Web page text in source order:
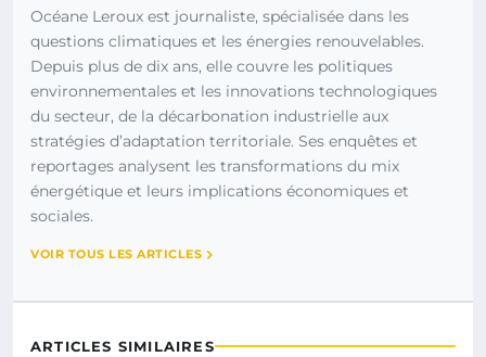
Océane Leroux est journaliste, spécialisée dans les
questions climatiques et les énergies renouvelables.
Depuis plus de dix ans, elle couvre les politiques
environnementales et les innovations technologiques
du secteur, de la décarbonation industrielle aux
stratégies d’adaptation territoriale. Ses enquêtes et
reportages analysent les transformations du mix
énergétique et leurs implications économiques et
sociales.
VOIR TOUS LES ARTICLES
ARTICLES SIMILAIRES